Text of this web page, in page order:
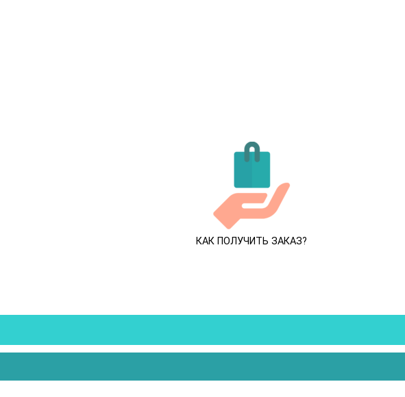
КАК ПОЛУЧИТЬ ЗАКАЗ?